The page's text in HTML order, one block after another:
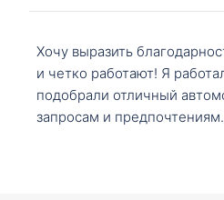
Хочу выразить
и четко работают! Я
подобрали отличный
запросам и